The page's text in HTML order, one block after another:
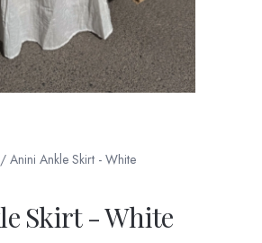
/ Anini Ankle Skirt - White
Skirt - White